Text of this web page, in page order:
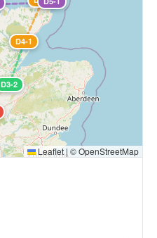
D3-2
D4-1
Leaflet | ©OpenStreetMap